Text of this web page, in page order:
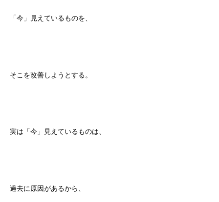
「今」見えているものを、
そこを改善しようとする。
実は「今」見えているものは、
過去に原因があるから、